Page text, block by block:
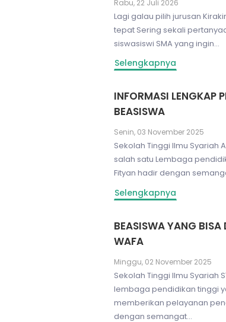
Rabu, 22 Juli 2026
Lagi galau pilih jurusan
tepat Sering sekali
siswasiswi SMA yang ingin...
Selengkapnya
INFORMASI LENGKAP
BEASISWA
Senin, 03 November 2025
Sekolah Tinggi Ilmu Syariah
salah satu Lembaga
Fityan hadir dengan
Selengkapnya
BEASISWA YANG BISA
WAFA
Minggu, 02 November 2025
Sekolah Tinggi Ilmu Syariah
lembaga pendidikan tinggi
memberikan pelayanan
dengan semangat...